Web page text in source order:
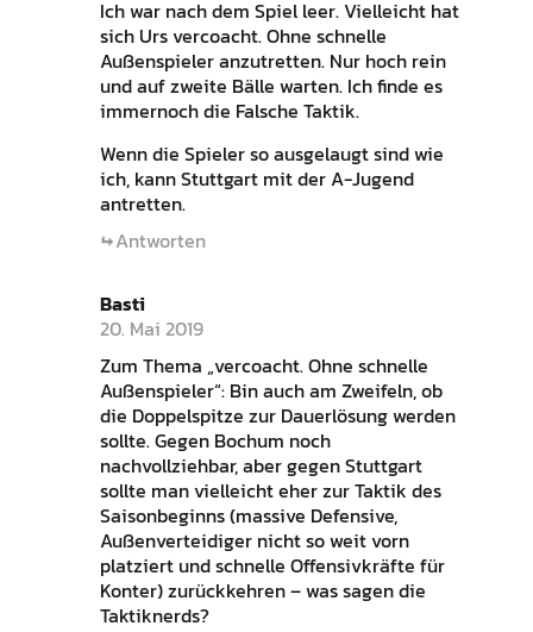
Ich war nach dem Spiel leer. Vielleicht hat
sich Urs vercoacht. Ohne schnelle
Außenspieler anzutretten. Nur hoch rein
und auf zweite Bälle warten. Ich finde es
immernoch die Falsche Taktik.
Wenn die Spieler so ausgelaugt sind wie
ich, kann Stuttgart mit der A-Jugend
antretten.
Antworten
Basti
20. Mai 2019
Zum Thema „vercoacht. Ohne schnelle
Außenspieler“: Bin auch am Zweifeln, ob
die Doppelspitze zur Dauerlösung werden
sollte. Gegen Bochum noch
nachvollziehbar, aber gegen Stuttgart
sollte man vielleicht eher zur Taktik des
Saisonbeginns (massive Defensive,
Außenverteidiger nicht so weit vorn
platziert und schnelle Offensivkräfte für
Konter) zurückkehren – was sagen die
Taktiknerds?